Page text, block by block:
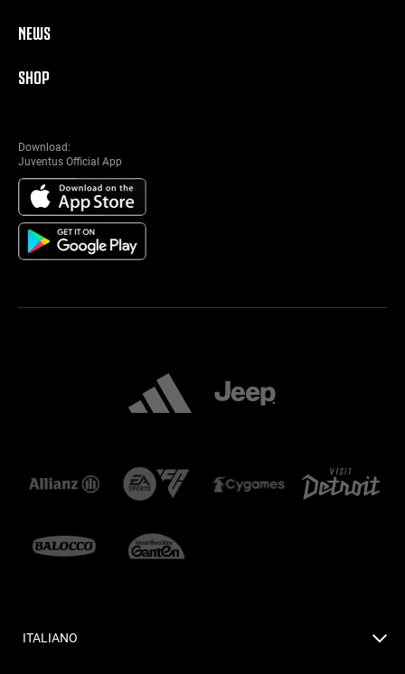
NEWS
SHOP
Download:
Juventus Official App
ITALIANO